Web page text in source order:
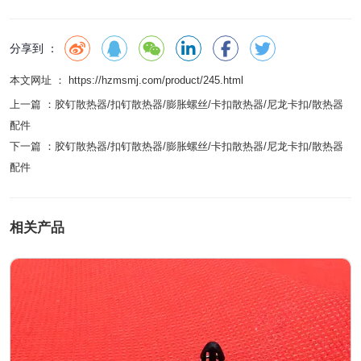
分享到 ：
本文网址 ： https://hzmsmj.com/product/245.html
上一篇 ： 胶钉散热器/扣钉散热器/膨胀螺丝/卡扣散热器/尼龙卡扣/散热器
配件
下一篇 ： 胶钉散热器/扣钉散热器/膨胀螺丝/卡扣散热器/尼龙卡扣/散热器
配件
相关产品